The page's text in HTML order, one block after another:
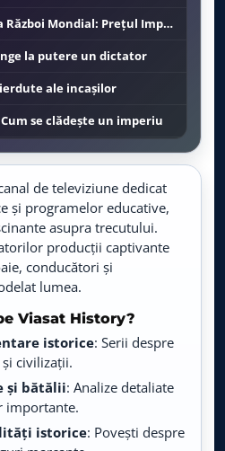
LIVE
LIVE
LIVE
Al Doilea Război Mondial: Prețul Imperiului
la putere un dictator
ale incașilor
se clădește un imperiu
lui Adolf Hitler
secrete
Marele faraon al Egiptului
Marele faraon al Egiptului
Marele faraon al Egiptului
Uriașii de pe malul Nilului
lui Adolf Hitler
ale incașilor
de televiziune dedicat
și programelor educative,
asupra trecutului.
producții captivante
conducători și
lumea.
Viasat History?
istorice: Serii despre
civilizații.
și bătălii: Analize detaliate
importante.
istorice: Povești despre